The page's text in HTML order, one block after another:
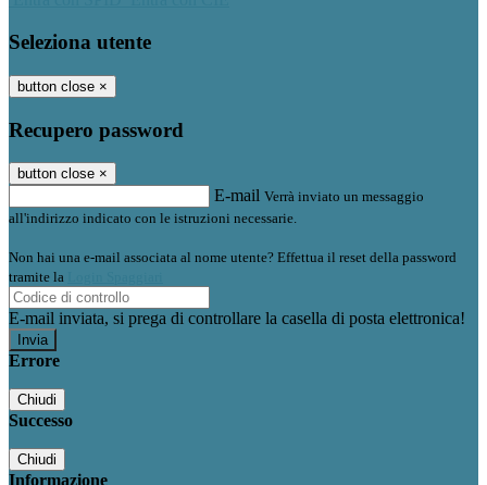
Seleziona utente
button close ×
Recupero password
button close ×
E-mail Verrà inviato un messaggio
all'indirizzo indicato con le istruzioni necessarie.
Non hai una e-mail associata al nome utente? Effettua il reset della password
tramite la
E-mail inviata, si prega di controllare la casella di posta elettronica!
Errore
Chiudi
Successo
Chiudi
Informazione